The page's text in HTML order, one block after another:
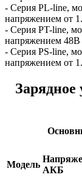
- Серия PL-line,
напряжением от
- Серия PT-line,
напряжением 48В
- Серия PS-line,
напряжением от
Зарядное
Модель
АКБ